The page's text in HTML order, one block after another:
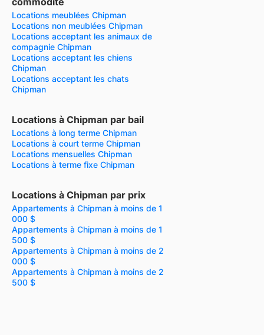
Locations meublées Chipman
Locations non meublées Chipman
Locations acceptant les animaux de
compagnie Chipman
Locations acceptant les chiens
Chipman
Locations acceptant les chats
Chipman
Locations à Chipman par bail
Locations à long terme Chipman
Locations à court terme Chipman
Locations mensuelles Chipman
Locations à terme fixe Chipman
Locations à Chipman par prix
Appartements à Chipman à moins de 1
000 $
Appartements à Chipman à moins de 1
500 $
Appartements à Chipman à moins de 2
000 $
Appartements à Chipman à moins de 2
500 $